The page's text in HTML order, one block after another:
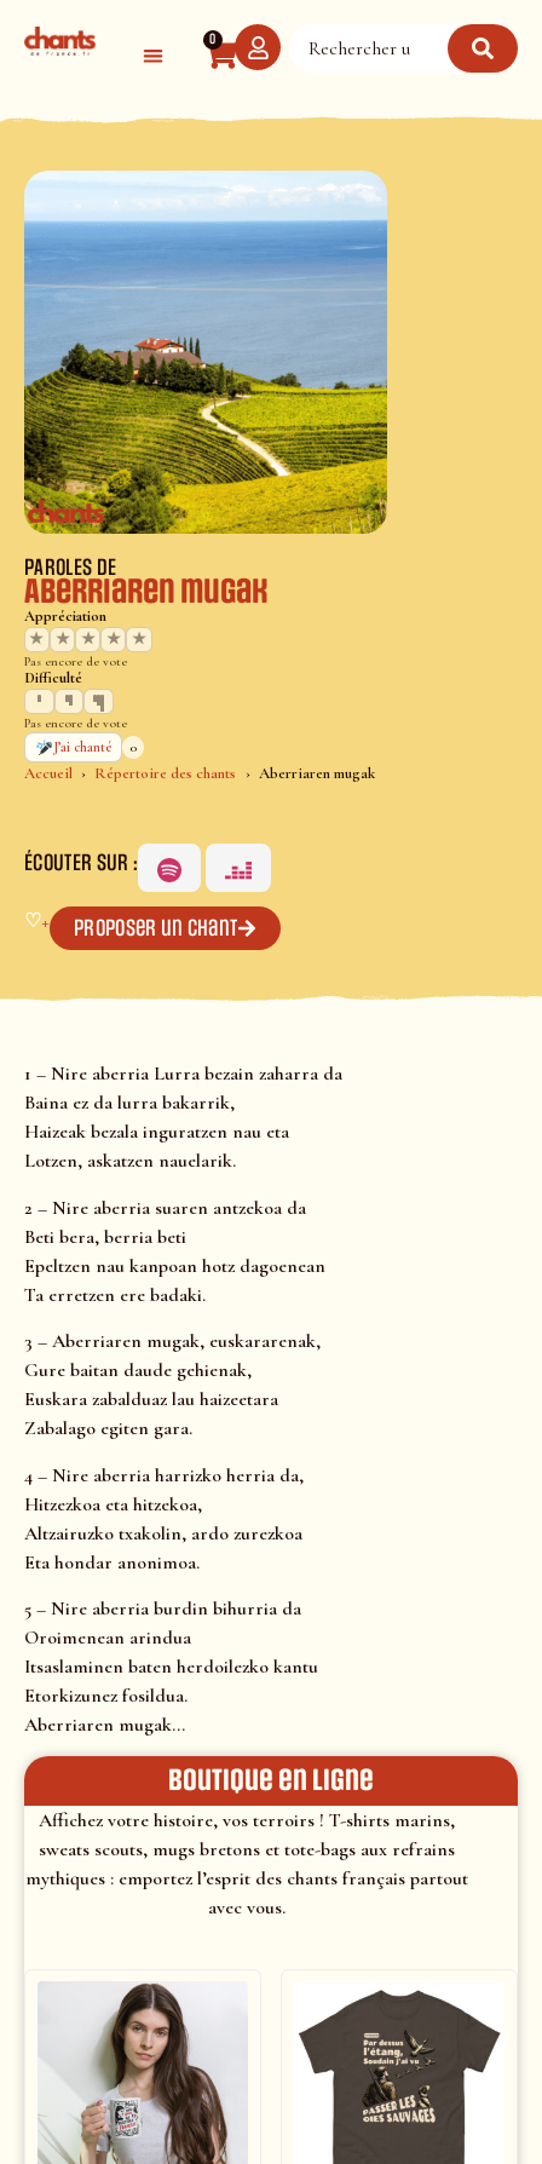
0
Accueil Répertoire des chants Aberriaren mugak
PAROLES DE
Aberriaren mugak
Appréciation
★
★ ★ ★ ★
Pas encore de vote
Difficulté
Pas encore de vote
J’ai chanté
0
ÉCOUTER SUR :
♡+ Proposer un chant
1 – Nire aberria Lurra bezain zaharra da
Baina ez da lurra bakarrik,
Haizeak bezala inguratzen nau eta
Lotzen, askatzen nauelarik.
2 – Nire aberria suaren antzekoa da
Beti bera, berria beti
Epeltzen nau kanpoan hotz dagoenean
Ta erretzen ere badaki.
3 – Aberriaren mugak, euskararenak,
Gure baitan daude gehienak,
Euskara zabalduaz lau haizeetara
Zabalago egiten gara.
4 – Nire aberria harrizko herria da,
Hitzezkoa eta hitzekoa,
Altzairuzko txakolin, ardo zurezkoa
Eta hondar anonimoa.
5 – Nire aberria burdin bihurria da
Oroimenean arindua
Itsaslaminen baten herdoilezko kantu
Etorkizunez fosildua.
Aberriaren mugak…
Boutique en ligne
Affichez votre histoire, vos terroirs ! T-shirts marins,
sweats scouts, mugs bretons et tote-bags aux refrains
mythiques : emportez l’esprit des chants français partout
avec vous.